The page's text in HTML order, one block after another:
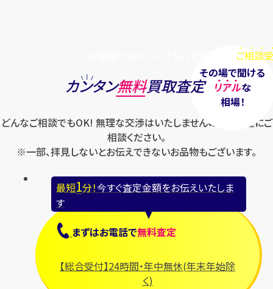
ご相談
その場で聞ける
リアルな
相場！
カンタン無料買取査定
どんなご相談でもOK! 無理な交渉はいたしませんのでお気軽にご
相談ください。
※一部、拝見しないとお伝えできないお品物もございます。
最短1分！今すぐ査定金額をお伝えいたしま
す
まずはお電話で無料査定
【総合受付】24時間・年中無休(年末年始除
く)